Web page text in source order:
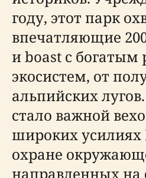
году, этот парк
впечатляющие
и boast с богатым
экосистем, от
альпийских
стало важной
широких усилиях
охране
направленных на